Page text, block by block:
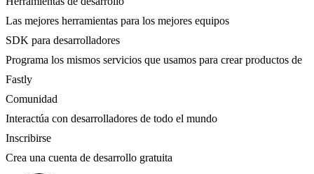
Las mejores herramientas para los mejores equipos
SDK para desarrolladores
Programa los mismos servicios que usamos para crear productos de
Fastly
Comunidad
Interactúa con desarrolladores de todo el mundo
Inscribirse
Crea una cuenta de desarrollo gratuita